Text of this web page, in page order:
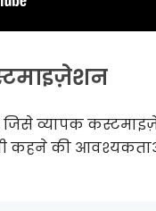
है, जिसे व्यापक
कहने की